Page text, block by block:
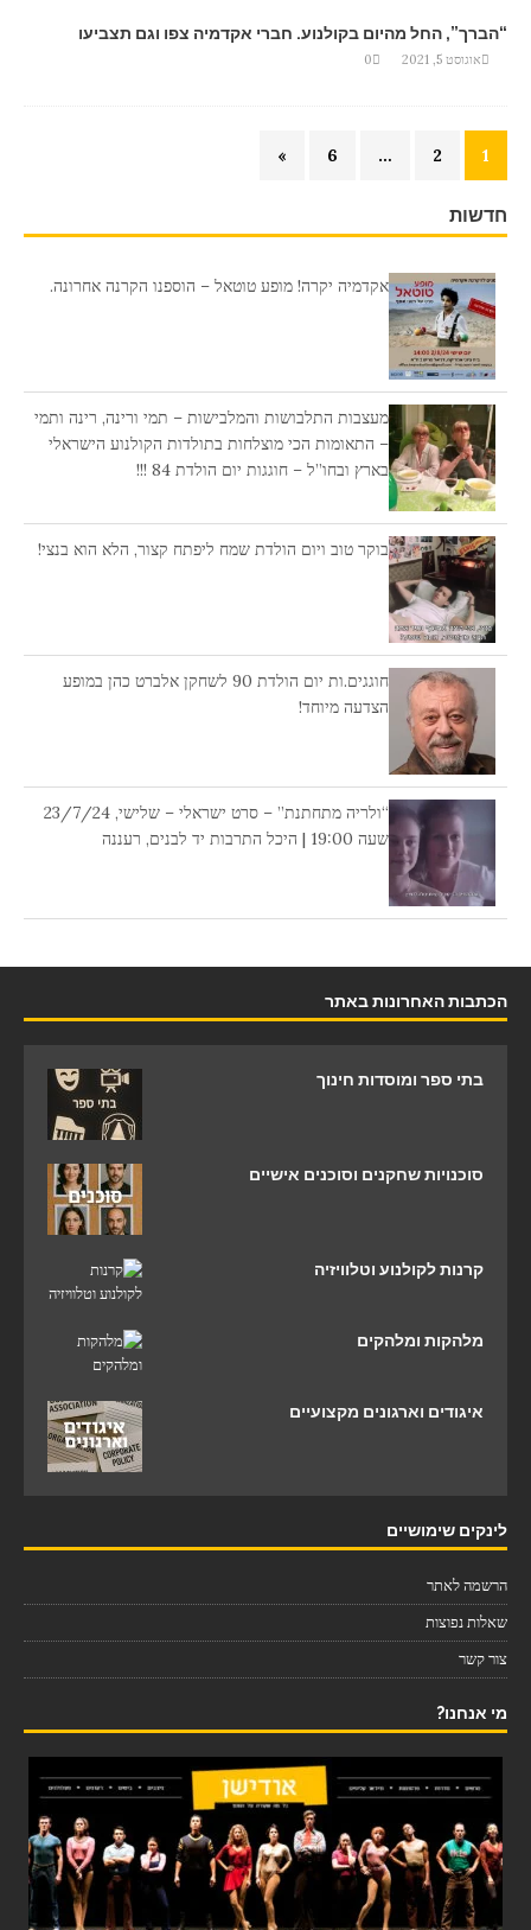
“הברך”, החל מהיום בקולנוע. חברי אקדמיה צפו וגם תצביעו
אוגוסט 5, 2021 0
1
2
…
6
»
חדשות
אקדמיה יקרה! מופע טוטאל – הוספנו הקרנה אחרונה.
מעצבות התלבושות והמלבישות – תמי ורינה, רינה ותמי
– התאומות הכי מוצלחות בתולדות הקולנוע הישראלי
בארץ ובחו”ל – חוגגות יום הולדת 84 !!!
בוקר טוב ויום הולדת שמח ליפתח קצור, הלא הוא בנצי!
חוגגים.ות יום הולדת 90 לשחקן אלברט כהן במופע
הצדעה מיוחד!
“ולריה מתחתנת” – סרט ישראלי – שלישי, 23/7/24
שעה 19:00 | היכל התרבות יד לבנים, רעננה
הכתבות האחרונות באתר
בתי ספר ומוסדות חינוך
סוכנויות שחקנים וסוכנים אישיים
קרנות לקולנוע וטלוויזיה
מלהקות ומלהקים
איגודים וארגונים מקצועיים
לינקים שימושיים
הרשמה לאתר
שאלות נפוצות
צור קשר
מי אנחנו?